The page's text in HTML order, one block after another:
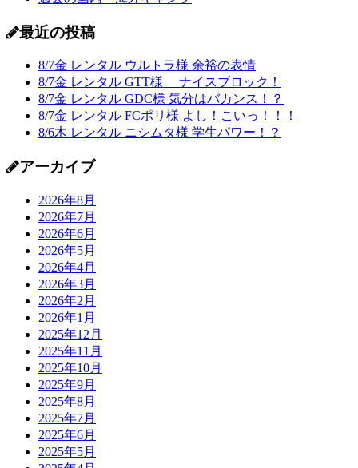
最近の投稿
8/7金 レンタル ウルトラ様 余裕の表情
8/7金 レンタル GTT様 ナイスブロック！
8/7金 レンタル GDC様 気分はバカンス！？
8/7金 レンタル FCポリ様 よし！こいっ！！！
8/6木 レンタル ニシムタ様 学生パワー！？
アーカイブ
2026年8月
2026年7月
2026年6月
2026年5月
2026年4月
2026年3月
2026年2月
2026年1月
2025年12月
2025年11月
2025年10月
2025年9月
2025年8月
2025年7月
2025年6月
2025年5月